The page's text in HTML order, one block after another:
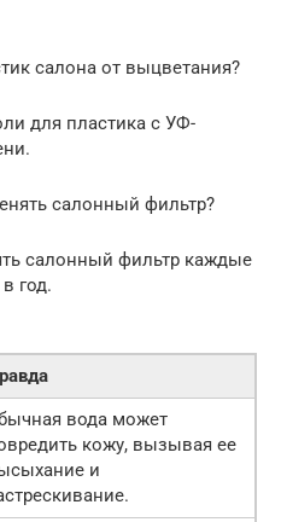
салона от выцветания?
для пластика с УФ-
салонный фильтр?
салонный фильтр каждые
год.
вода может
кожу, вызывая ее
и